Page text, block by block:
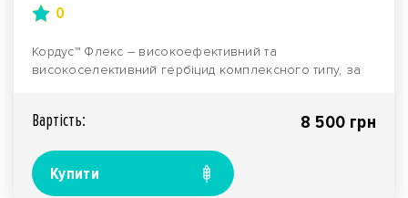
0
Кордус™ Флекс – високоефективний та
високоселективний гербіцид комплексного типу, за
Вартiсть: 8 500 грн
Купити